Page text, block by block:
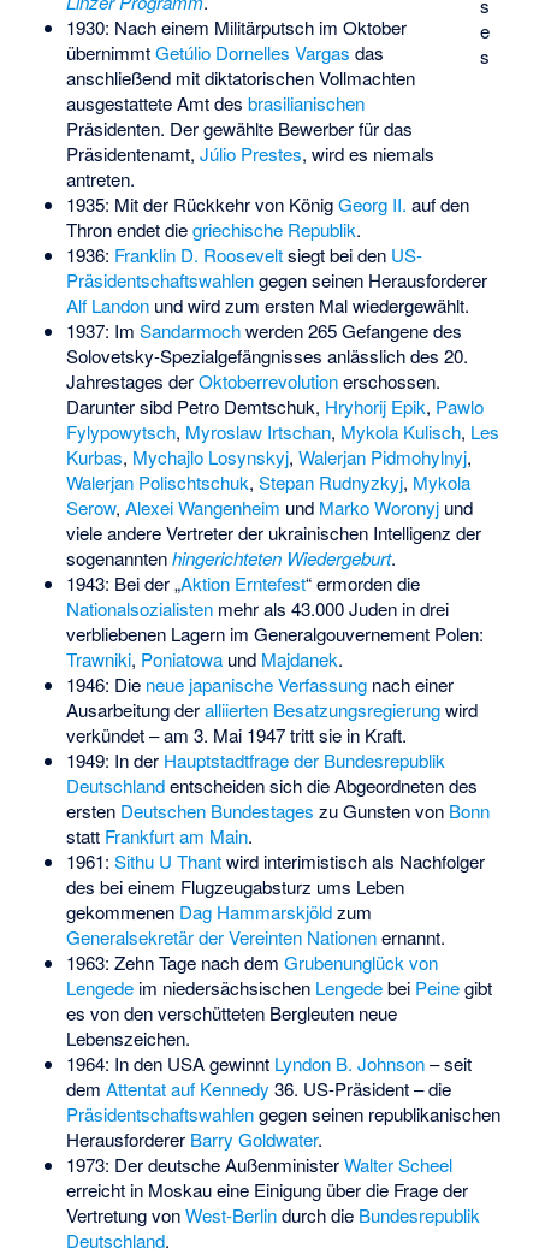
e
s
1930: Nach einem Militärputsch im Oktober
übernimmtGetúlio Dornelles Vargas das
anschließend mit diktatorischen Vollmachten
ausgestattete Amt des brasilianischen
Präsidenten. Der gewählte Bewerber für das
Präsidentenamt, Júlio Prestes, wird es niemals
antreten.
1935: Mit der Rückkehr von KönigGeorg II. auf den
Thron endet diegriechische Republik.
1936: Franklin D. Rooseveltsiegt bei den US-
Präsidentschaftswahlengegen seinen Herausforderer
Alf Landonund wird zum ersten Mal wiedergewählt.
1937: Im Sandarmochwerden 265 Gefangene des
Solovetsky-Spezialgefängnisses anlässlich des 20.
Jahrestages derOktoberrevolutionerschossen.
Darunter sibd Petro Demtschuk, Hryhorij Epik, Pawlo
Fylypowytsch, Myroslaw Irtschan, Mykola Kulisch, Les
Kurbas, Mychajlo Losynskyj, Walerjan Pidmohylnyj,
Walerjan Polischtschuk, Stepan Rudnyzkyj, Mykola
Serow, Alexei Wangenheim und Marko Woronyjund
viele andere Vertreter der ukrainischen Intelligenz der
sogenanntenhingerichteten Wiedergeburt.
1943: Bei der „Aktion Erntefest“ ermorden die
Nationalsozialistenmehr als 43.000 Juden in drei
verbliebenen Lagern im Generalgouvernement Polen:
Trawniki, Poniatowaund Majdanek.
1946: Die neue japanische Verfassungnach einer
Ausarbeitung deralliierten Besatzungsregierungwird
verkündet – am 3. Mai 1947 tritt sie in Kraft.
1949: In der Hauptstadtfrage der Bundesrepublik
Deutschlandentscheiden sich die Abgeordneten des
ersten Deutschen Bundestages zu Gunsten von Bonn
statt Frankfurt am Main.
1961: Sithu U Thantwird interimistisch als Nachfolger
des bei einem Flugzeugabsturz ums Leben
gekommenen Dag Hammarskjöldzum
Generalsekretär der Vereinten Nationenernannt.
1963: Zehn Tage nach dem Grubenunglück von
Lengedeim niedersächsischen Lengedebei Peinegibt
es von den verschütteten Bergleuten neue
Lebenszeichen.
1964: In den USA gewinnt Lyndon B. Johnson– seit
dem Attentat auf Kennedy 36. US-Präsident – die
Präsidentschaftswahlengegen seinen republikanischen
Herausforderer Barry Goldwater.
1973: Der deutsche AußenministerWalter Scheel
erreicht in Moskau eine Einigung über die Frage der
Vertretung vonWest-Berlindurch die Bundesrepublik
Deutschland.